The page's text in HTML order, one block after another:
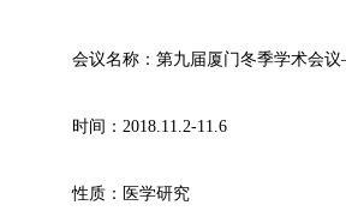
会议名称：第九届厦门冬季学术会
时间：2018.11.2-11.6
性质：医学研究